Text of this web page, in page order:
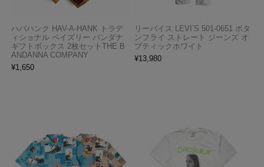
ハバハンク HAV-A-HANK トラデ
ィショナル ペイズリー バンダナ
ギフトボックス 2枚セットTHE B
ANDANNA COMPANY
¥1,650
リーバイス LEVI’S 501-0651 ボタ
ンフライ ストレート ジーンズ オ
プティックホワイト
¥13,980